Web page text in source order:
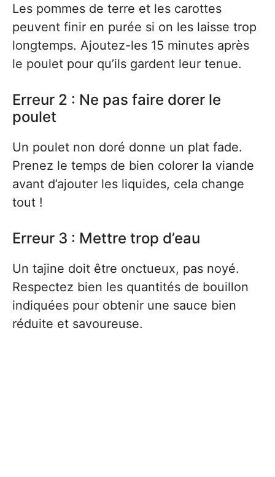
Les pommes de terre et les carottes
peuvent finir en purée si on les laisse trop
longtemps. Ajoutez-les 15 minutes après
le poulet pour qu’ils gardent leur tenue.
Erreur 2 : Ne pas faire dorer le
poulet
Un poulet non doré donne un plat fade.
Prenez le temps de bien colorer la viande
avant d’ajouter les liquides, cela change
tout !
Erreur 3 : Mettre trop d’eau
Un tajine doit être onctueux, pas noyé.
Respectez bien les quantités de bouillon
indiquées pour obtenir une sauce bien
réduite et savoureuse.